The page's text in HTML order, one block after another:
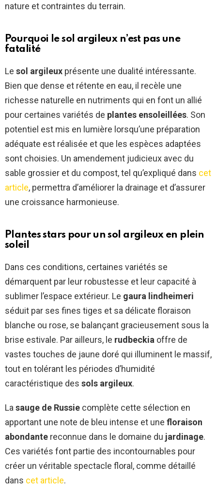
nature et contraintes du terrain.
Pourquoi le sol argileux n’est pas une
fatalité
Le sol argileux présente une dualité intéressante.
Bien que dense et rétente en eau, il recèle une
richesse naturelle en nutriments qui en font un allié
pour certaines variétés de plantes ensoleillées. Son
potentiel est mis en lumière lorsqu’une préparation
adéquate est réalisée et que les espèces adaptées
sont choisies. Un amendement judicieux avec du
sable grossier et du compost, tel qu’expliqué dans cet
article, permettra d’améliorer la drainage et d’assurer
une croissance harmonieuse.
Plantes stars pour un sol argileux en plein
soleil
Dans ces conditions, certaines variétés se
démarquent par leur robustesse et leur capacité à
sublimer l’espace extérieur. Le gaura lindheimeri
séduit par ses fines tiges et sa délicate floraison
blanche ou rose, se balançant gracieusement sous la
brise estivale. Par ailleurs, le rudbeckia offre de
vastes touches de jaune doré qui illuminent le massif,
tout en tolérant les périodes d’humidité
caractéristique des sols argileux.
La sauge de Russie complète cette sélection en
apportant une note de bleu intense et une floraison
abondante reconnue dans le domaine du jardinage.
Ces variétés font partie des incontournables pour
créer un véritable spectacle floral, comme détaillé
dans cet article.